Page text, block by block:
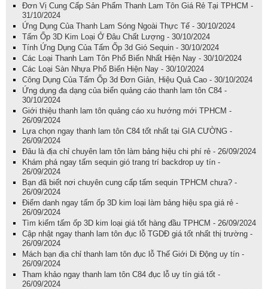
Đơn Vị Cung Cấp Sản Phẩm Thanh Lam Tôn Giá Rẻ Tại TPHCM -
31/10/2024
Ứng Dụng Của Thanh Lam Sóng Ngoài Thực Tế - 30/10/2024
Tấm Ốp 3D Kim Loại Ở Đâu Chất Lượng - 30/10/2024
Tính Ứng Dụng Của Tấm Ốp 3d Gió Sequin - 30/10/2024
Các Loại Thanh Lam Tôn Phổ Biến Nhất Hiện Nay - 30/10/2024
Các Loại Sàn Nhựa Phổ Biến Hiện Nay - 30/10/2024
Công Dụng Của Tấm Ốp 3d Đơn Giản, Hiệu Quả Cao - 30/10/2024
Ứng dụng đa dạng của biển quảng cáo thanh lam tôn C84 -
30/10/2024
Giới thiệu thanh lam tôn quảng cáo xu hướng mới TPHCM -
26/09/2024
Lựa chọn ngay thanh lam tôn C84 tốt nhất tại GIA CƯỜNG -
26/09/2024
Đâu là địa chỉ chuyên lam tôn làm bảng hiệu chi phí rẻ - 26/09/2024
Khám phá ngay tấm sequin gió trang trí backdrop uy tín -
26/09/2024
Bạn đã biết nơi chuyên cung cấp tấm sequin TPHCM chưa? -
26/09/2024
Điểm danh ngay tấm ốp 3D kim loại làm bảng hiệu spa giá rẻ -
26/09/2024
Tìm kiếm tấm ốp 3D kim loại giá tốt hàng đầu TPHCM - 26/09/2024
Cập nhật ngay thanh lam tôn đục lỗ TGDĐ giá tốt nhất thị trường -
26/09/2024
Mách bạn địa chỉ thanh lam tôn đục lỗ Thế Giới Di Động uy tín -
26/09/2024
Tham khảo ngay thanh lam tôn C84 đục lỗ uy tín giá tốt -
26/09/2024